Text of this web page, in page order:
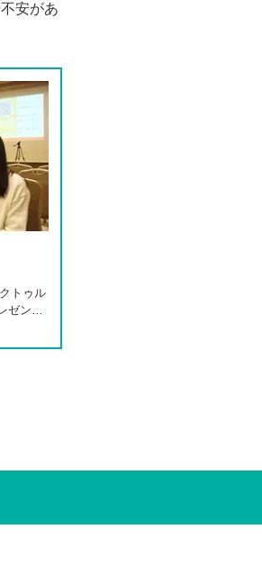
安があ
トゥル
ゼンし
高等学